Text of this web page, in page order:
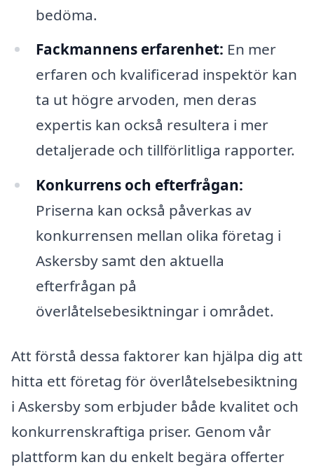
bedöma.
Fackmannens erfarenhet: En mer
erfaren och kvalificerad inspektör kan
ta ut högre arvoden, men deras
expertis kan också resultera i mer
detaljerade och tillförlitliga rapporter.
Konkurrens och efterfrågan:
Priserna kan också påverkas av
konkurrensen mellan olika företag i
Askersby samt den aktuella
efterfrågan på
överlåtelsebesiktningar i området.
Att förstå dessa faktorer kan hjälpa dig att
hitta ett företag för överlåtelsebesiktning
i Askersby som erbjuder både kvalitet och
konkurrenskraftiga priser. Genom vår
plattform kan du enkelt begära offerter